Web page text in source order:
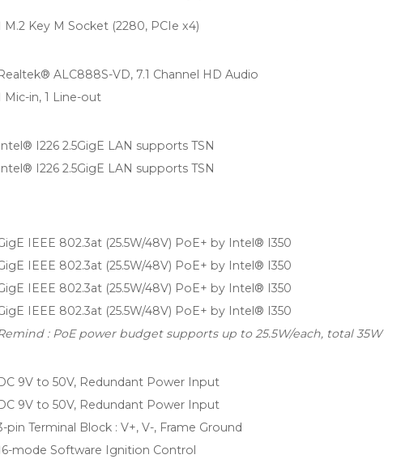
M.2 Key M Socket (2280, PCIe x4)
ALC888S-VD, 7.1 Channel HD Audio
Mic-in, 1 Line-out
I226 2.5GigE LAN supports TSN
I226 2.5GigE LAN supports TSN
IEEE 802.3at (25.5W/48V) PoE+ by Intel® I350
IEEE 802.3at (25.5W/48V) PoE+ by Intel® I350
IEEE 802.3at (25.5W/48V) PoE+ by Intel® I350
IEEE 802.3at (25.5W/48V) PoE+ by Intel® I350
: PoE power budget supports up to 25.5W/each, total 35W
9V to 50V, Redundant Power Input
9V to 50V, Redundant Power Input
pin Terminal Block : V+, V-, Frame Ground
mode Software Ignition Control